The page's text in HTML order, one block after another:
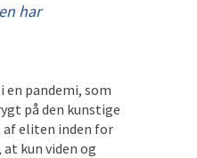
har
en pandemi, som
på den kunstige
af eliten inden for
kun viden og